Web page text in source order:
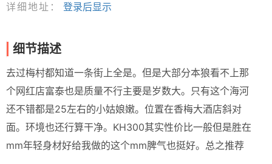
详细地址：
登录后显示
细节描述
去过梅村都知道一条街上全是。但是大部分本狼看不上那
个网红店富泰也是质量不行主要是岁数大。只有这个海河
还不错都是25左右的小姑娘嫩。位置在香梅大酒店斜对
面。环境也还行算干净。KH300其实性价比一般但是胜在
mm年轻身材好给我做的这个mm脾气也挺好。总之推荐